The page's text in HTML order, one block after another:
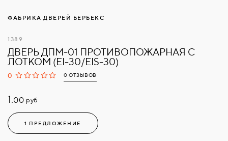
ФАБРИКА ДВЕРЕЙ БЕРБЕКС
1389
ДВЕРЬ ДПМ-01 ПРОТИВОПОЖАРНАЯ С
ЛОТКОМ (EI-30/EIS-30)
0 0 ОТЗЫВОВ
1.00руб
1 ПРЕДЛОЖЕНИЕ